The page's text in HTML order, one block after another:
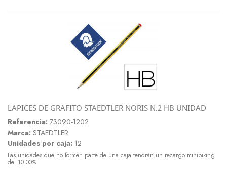
LAPICES DE GRAFITO STAEDTLER NORIS N.2 HB UNIDAD
Referencia: 73090-1202
Marca: STAEDTLER
Unidades por caja: 12
Las unidades que no formen parte de una caja tendrán un recargo minipiking
del 10.00%